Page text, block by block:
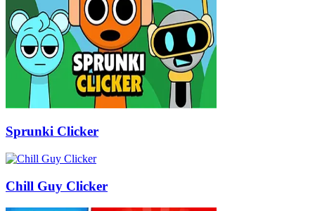
Sprunki Clicker
Chill Guy Clicker